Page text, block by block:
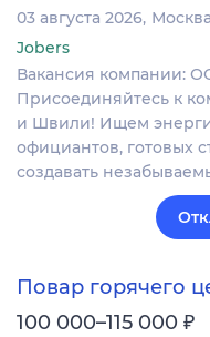
03 августа 2026 Москва
Jobers
Вакансия компании:
Присоединяйтесь к
и Швили! Ищем
официантов, готовых
создавать
Повар горячего
100 000–115 000 ₽